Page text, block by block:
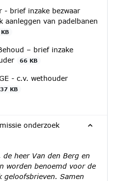
- brief inzake bezwaar
aanleggen van padelbanen
– brief inzake
66 KB
- c.v. wethouder
37 KB
onderzoek
heer Van den Berg en
worden benoemd voor de
geloofsbrieven. Samen